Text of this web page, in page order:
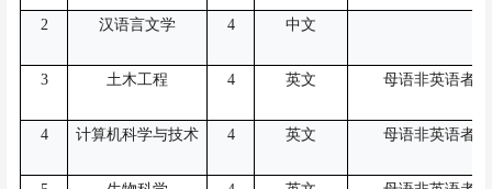
2 汉语言文学 4 中文
3 土木工程 4 英文 母语非英语者
4 计算机科学与技术 4 英文 母语非英语者